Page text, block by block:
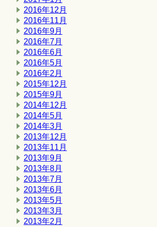
2016年12月
2016年11月
2016年9月
2016年7月
2016年6月
2016年5月
2016年2月
2015年12月
2015年9月
2014年12月
2014年5月
2014年3月
2013年12月
2013年11月
2013年9月
2013年8月
2013年7月
2013年6月
2013年5月
2013年3月
2013年2月